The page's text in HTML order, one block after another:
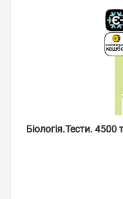
Біологія.Тести.